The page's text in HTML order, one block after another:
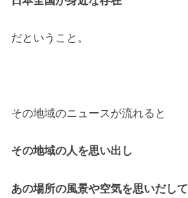
だということ。
その地域のニュースが流れると
その地域の人を思い出し
あの場所の風景や空気を思いだして